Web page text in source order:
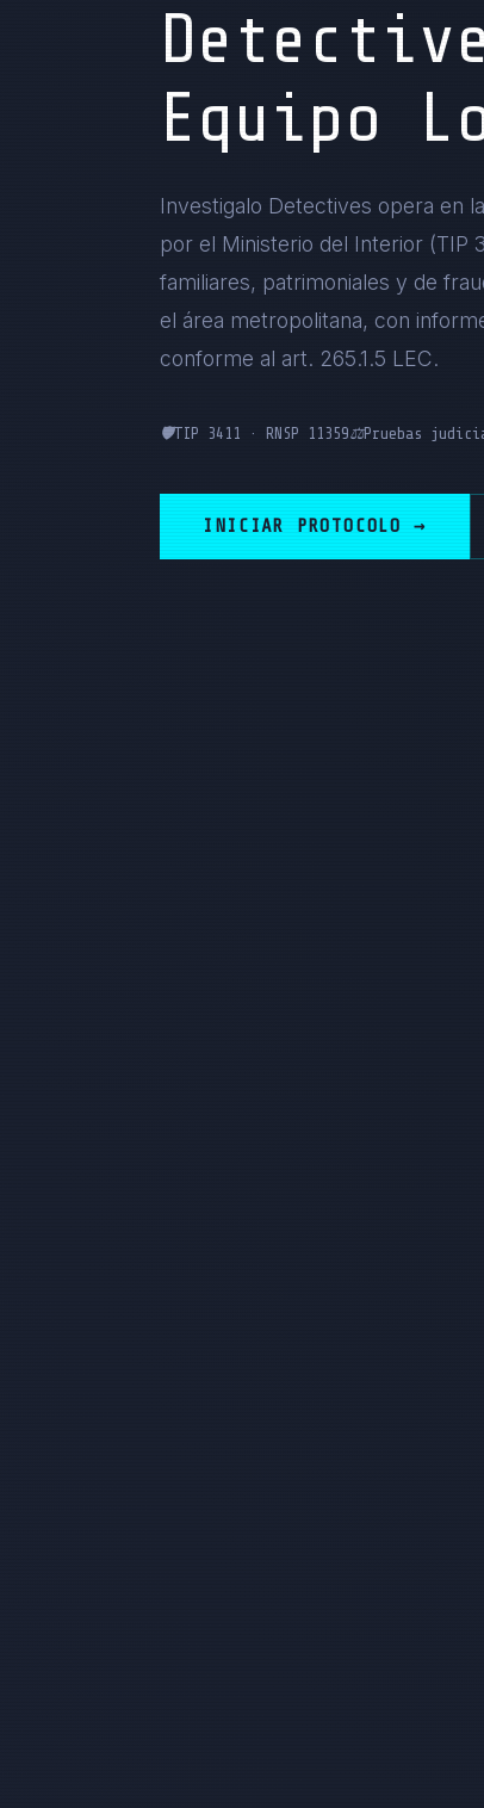
Equipo
Investigalo Detectives opera en
por el Ministerio del Interior (TIP
familiares, patrimoniales y de
el área metropolitana, con
conforme al art. 265.1.5 LEC.
🛡️TIP 3411 · RNSP 11359⚖️Pruebas
INICIAR PROTOCOLO →